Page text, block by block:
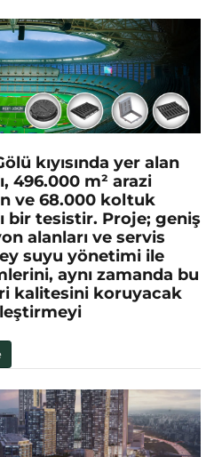
kıyısında yer alan
496.000 m² arazi
ve 68.000 koltuk
bir tesistir. Proje; geniş
alanları ve servis
suyu yönetimi ile
aynı zamanda bu
kalitesini koruyacak